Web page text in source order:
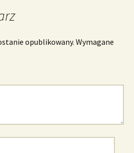
opublikowany. Wymagane